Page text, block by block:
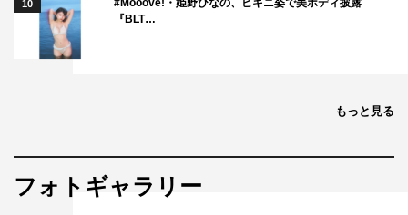
10
『BLT…
もっと見る
フォトギャラリー